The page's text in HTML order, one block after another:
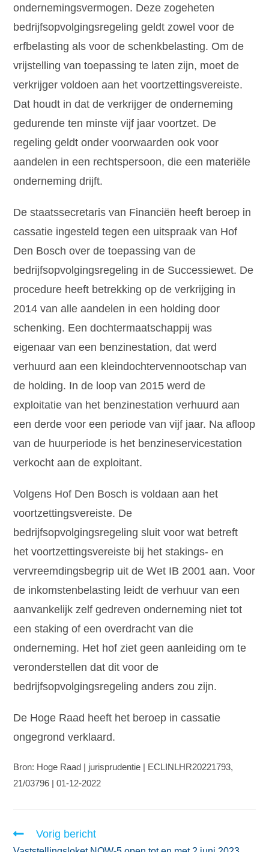
ondernemingsvermogen. Deze zogeheten
bedrijfsopvolgingsregeling geldt zowel voor de
erfbelasting als voor de schenkbelasting. Om de
vrijstelling van toepassing te laten zijn, moet de
verkrijger voldoen aan het voortzettingsvereiste.
Dat houdt in dat de verkrijger de onderneming
gedurende ten minste vijf jaar voortzet. De
regeling geldt onder voorwaarden ook voor
aandelen in een rechtspersoon, die een materiële
onderneming drijft.
De staatssecretaris van Financiën heeft beroep in
cassatie ingesteld tegen een uitspraak van Hof
Den Bosch over de toepassing van de
bedrijfsopvolgingsregeling in de Successiewet. De
procedure heeft betrekking op de verkrijging in
2014 van alle aandelen in een holding door
schenking. Een dochtermaatschappij was
eigenaar van een benzinestation, dat werd
verhuurd aan een kleindochtervennootschap van
de holding. In de loop van 2015 werd de
exploitatie van het benzinestation verhuurd aan
een derde voor een periode van vijf jaar. Na afloop
van de huurperiode is het benzineservicestation
verkocht aan de exploitant.
Volgens Hof Den Bosch is voldaan aan het
voortzettingsvereiste. De
bedrijfsopvolgingsregeling sluit voor wat betreft
het voortzettingsvereiste bij het stakings- en
vervreemdingsbegrip uit de Wet IB 2001 aan. Voor
de inkomstenbelasting leidt de verhuur van een
aanvankelijk zelf gedreven onderneming niet tot
een staking of een overdracht van die
onderneming. Het hof ziet geen aanleiding om te
veronderstellen dat dit voor de
bedrijfsopvolgingsregeling anders zou zijn.
De Hoge Raad heeft het beroep in cassatie
ongegrond verklaard.
Bron: Hoge Raad | jurisprudentie | ECLINLHR20221793,
21/03796 | 01-12-2022
Vorig bericht